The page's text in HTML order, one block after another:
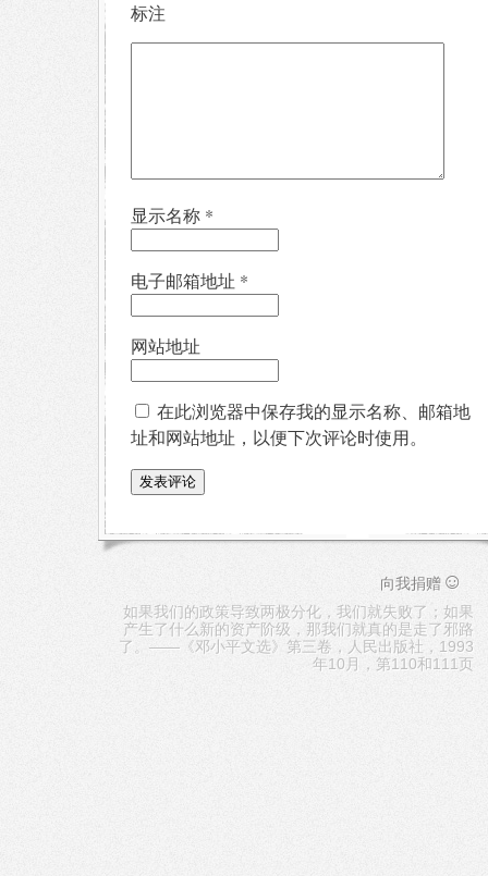
标注
显示名称 *
电子邮箱地址 *
网站地址
在此浏览器中保存我的显示名称、邮箱地
址和网站地址，以便下次评论时使用。
向我捐赠 ☺
如果我们的政策导致两极分化，我们就失败了；如果
产生了什么新的资产阶级，那我们就真的是走了邪路
了。——《邓小平文选》第三卷，人民出版社，1993
年10月，第110和111页